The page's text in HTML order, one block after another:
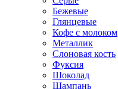
Бежевые
Глянцевые
Кофе с молоком
Металлик
Слоновая кость
Фуксия
Шоколад
Шампань